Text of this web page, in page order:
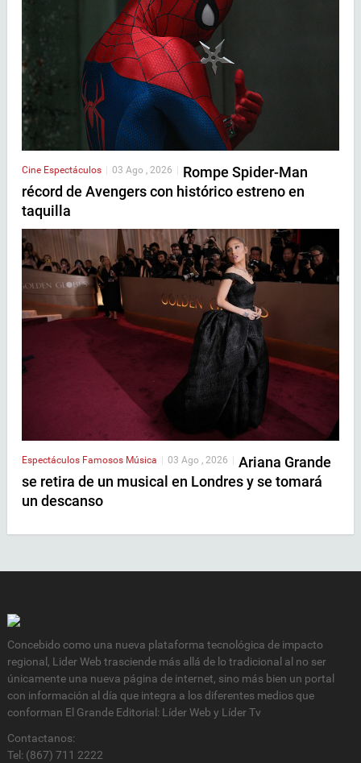
Cine Espectáculos | 03 Ago , 2026 | Rompe Spider-Man
récord de Avengers con histórico estreno en
taquilla
Espectáculos Famosos Música 03 Ago , 2026
Ariana Grande
se retira de un musical en Londres y se tomará
un descanso
Concebido como una nueva plataforma tecnológica de impacto
regional, Lider Web trasciende más allá de lo tradicional al no ser
únicamente una nueva página de internet, sino más bien un portal
con información al día que integra a los diferentes medios que
conforman El Grande Editorial: Líder Web y Líder Tv
Contactanos:
Tel: (867) 711 2222